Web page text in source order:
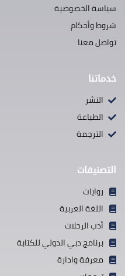
سياسة الخصوصية
شروط وأحكام
تواصل معنا
خدماتنا
النشر
الطباعة
الترجمة
التصنيفات
روايات
اللغة العربية
أدب الرحلات
برنامج دبي الدولي للكتابة
معرفة وادارة